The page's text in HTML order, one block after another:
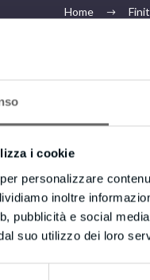
i cookie
personalizzare
inoltre
pubblicità e social
suo utilizzo dei loro
Home
Cookie Policy
Privacy